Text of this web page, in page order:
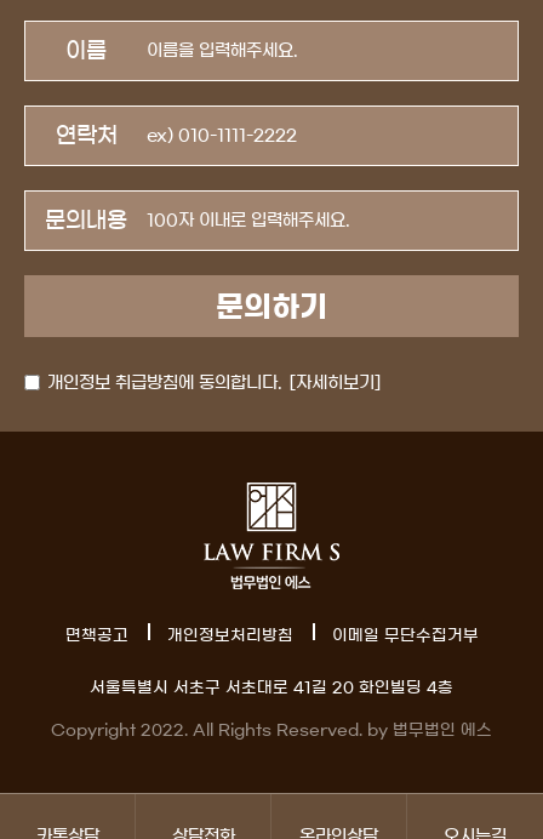
이름
연락처
문의내용
개인정보 취급방침에 동의합니다. [자세히보기]
면책공고 개인정보처리방침 이메일 무단수집거부
서울특별시 서초구 서초대로 41길 20 화인빌딩 4층
Copyright 2022. All Rights Reserved. by 법무법인 에스